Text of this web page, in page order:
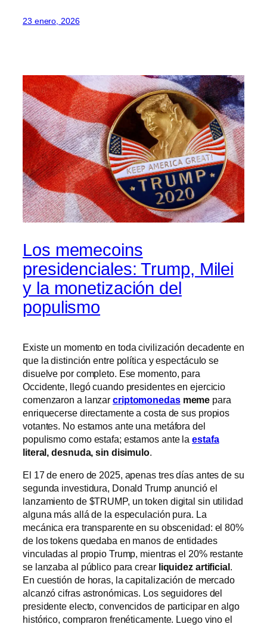
23 enero, 2026
Los memecoins
presidenciales: Trump, Milei
y la monetización del
populismo
Existe un momento en toda civilización decadente en
que la distinción entre política y espectáculo se
disuelve por completo. Ese momento, para
Occidente, llegó cuando presidentes en ejercicio
comenzaron a lanzar criptomonedasmeme para
enriquecerse directamente a costa de sus propios
votantes. No estamos ante una metáfora del
populismo como estafa; estamos ante laestafa
literal, desnuda, sin disimulo
El 17 de enero de 2025, apenas tres días antes de su
segunda investidura, Donald Trump anunció el
lanzamiento de $TRUMP, un token digital sin utilidad
alguna más allá de la especulación pura. La
mecánica era transparente en su obscenidad: el 80%
de los tokens quedaba en manos de entidades
vinculadas al propio Trump, mientras el 20% restante
se lanzaba al público para crear liquidez artificial.
En cuestión de horas, la capitalización de mercado
alcanzó cifras astronómicas. Los seguidores del
presidente electo, convencidos de participar en algo
histórico, compraron frenéticamente. Luego vino el